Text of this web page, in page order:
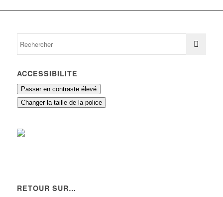
ACCESSIBILITÉ
Passer en contraste élevé
Changer la taille de la police
RETOUR SUR…